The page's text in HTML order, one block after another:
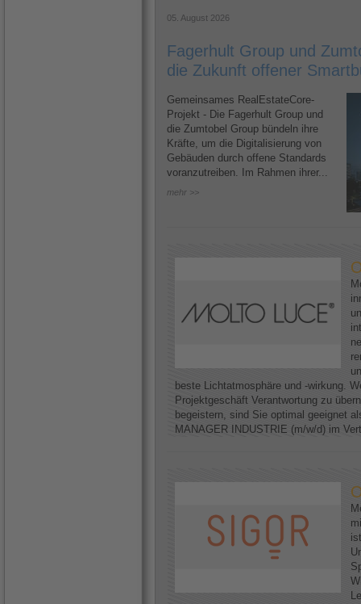
05. August 2026
Fagerhult Group und
die Zukunft offener
Gemeinsames RealEstateCore-
Projekt - Die Fagerhult Group und
die Zumtobel Group bündeln ihre
Kräfte, um die Digitalisierung von
Gebäuden durch offene Standards
voranzutreiben. Im Rahmen ihrer...
mehr >>
beste Lichtatmosphäre und -wirkung.
Projektgeschäft Verantwortung zu
begeistern, sind Sie optimal geeignet
MANAGER INDUSTRIE (m/w/d) im